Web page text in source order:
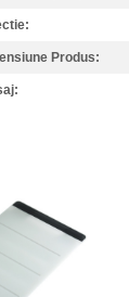
Produs: